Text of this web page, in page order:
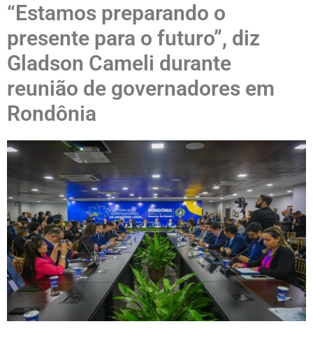
“Estamos preparando o
presente para o futuro”, diz
Gladson Cameli durante
reunião de governadores em
Rondônia